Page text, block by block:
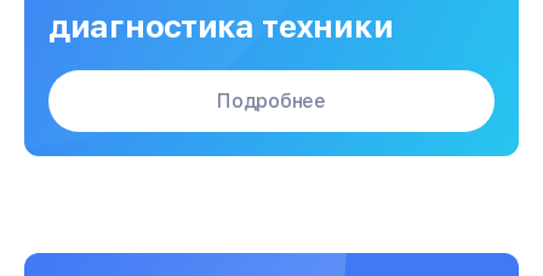
диагностика техники
Подробнее